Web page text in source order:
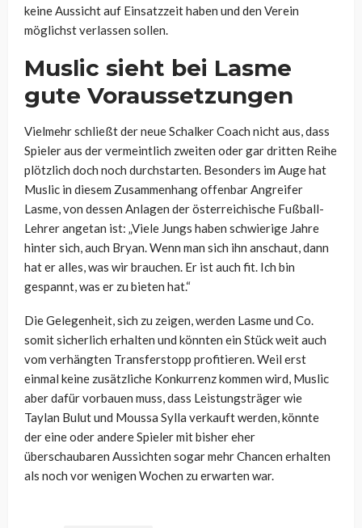
keine Aussicht auf Einsatzzeit haben und den Verein
möglichst verlassen sollen.
Muslic sieht bei Lasme
gute Voraussetzungen
Vielmehr schließt der neue Schalker Coach nicht aus, dass
Spieler aus der vermeintlich zweiten oder gar dritten Reihe
plötzlich doch noch durchstarten. Besonders im Auge hat
Muslic in diesem Zusammenhang offenbar Angreifer
Lasme, von dessen Anlagen der österreichische Fußball-
Lehrer angetan ist: „Viele Jungs haben schwierige Jahre
hinter sich, auch Bryan. Wenn man sich ihn anschaut, dann
hat er alles, was wir brauchen. Er ist auch fit. Ich bin
gespannt, was er zu bieten hat.“
Die Gelegenheit, sich zu zeigen, werden Lasme und Co.
somit sicherlich erhalten und könnten ein Stück weit auch
vom verhängten Transferstopp profitieren. Weil erst
einmal keine zusätzliche Konkurrenz kommen wird, Muslic
aber dafür vorbauen muss, dass Leistungsträger wie
Taylan Bulut und Moussa Sylla verkauft werden, könnte
der eine oder andere Spieler mit bisher eher
überschaubaren Aussichten sogar mehr Chancen erhalten
als noch vor wenigen Wochen zu erwarten war.